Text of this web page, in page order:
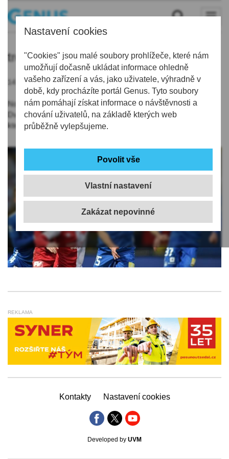
Nastavení cookies
"Cookies" jsou malé soubory prohlížeče, které nám
umožňují dočasně ukládat informace ohledně
vašeho zařízení a vás, jako uživatele, výhradně v
době, kdy procházíte portál Genus. Tyto soubory
nám pomáhají získat informace o návštěvnosti a
chování uživatelů, na základě kterých web
průběžně vylepšujeme.
Vlastní nastavení
trenér
14.06.2019 | 8:00
Novým trenérem libereckých fotbalistů bude Pavel Hoftych.
Dvaapadesátiletý kouč nahradí ve Slovanu Zsolta Hornyáka,
který po sezoně skončil.
REKLAMA
Kontakty Nastavení cookies
Developed by UVM